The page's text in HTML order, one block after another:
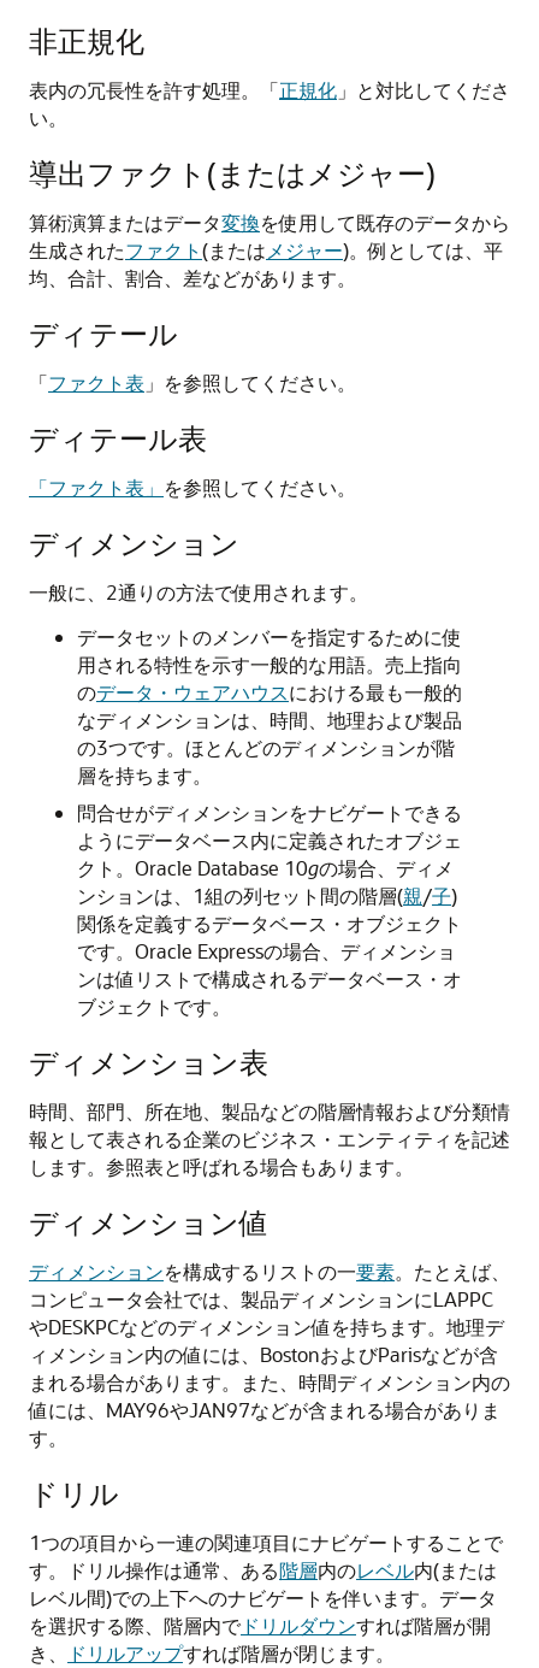
非正規化
表内の冗長性を許す処理。「正規化 」と対比してくださ
い。
導出ファクト(またはメジャー)
算術演算またはデータ変換を使用して既存のデータから
生成されたファクト(または メジャー)。例としては、平
均、合計、割合、差などがあります。
ディテール
「ファクト表 」を参照してください。
ディテール表
「ファクト表」 を参照してください。
ディメンション
一般に、2通りの方法で使用されます。
データセットのメンバーを指定するために使
用される特性を示す一般的な用語。売上指向
のデータ・ウェアハウスにおける最も一般的
なディメンションは、時間、地理および製品
の3つです。ほとんどのディメンションが階
層を持ちます。
問合せがディメンションをナビゲートできる
ようにデータベース内に定義されたオブジェ
クト。Oracle Database 10gの場合、ディメ
ンションは、1組の列セット間の階層(親/子)
関係を定義するデータベース・オブジェクト
です。Oracle Expressの場合、ディメンショ
ンは値リストで構成されるデータベース・オ
ブジェクトです。
ディメンション表
時間、部門、所在地、製品などの階層情報および分類情
報として表される企業のビジネス・エンティティを記述
します。参照表と呼ばれる場合もあります。
ディメンション値
ディメンションを構成するリストの一要素。たとえば、
コンピュータ会社では、製品ディメンションにLAPPC
やDESKPCなどのディメンション値を持ちます。地理デ
ィメンション内の値には、BostonおよびParisなどが含
まれる場合があります。また、時間ディメンション内の
値には、MAY96やJAN97などが含まれる場合がありま
す。
ドリル
1つの項目から一連の関連項目にナビゲートすることで
す。ドリル操作は通常、ある階層内のレベル内(または
レベル間)での上下へのナビゲートを伴います。データ
を選択する際、階層内でドリルダウンすれば階層が開
き、
ドリルアップすれば階層が閉じます。